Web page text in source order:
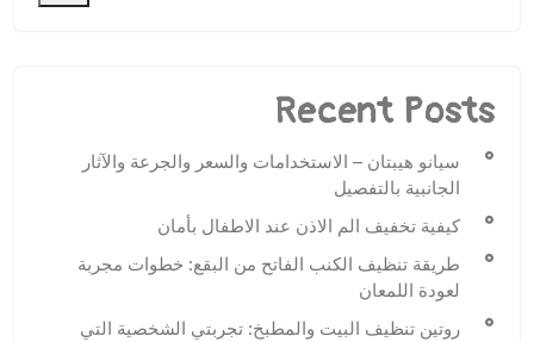
Recent Posts
سيانو هيبتان – الاستخدامات والسعر والجرعة والآثار
الجانبية بالتفصيل
كيفية تخفيف الم الاذن عند الاطفال بأمان
طريقة تنظيف الكنب الفاتح من البقع: خطوات مجربة
لعودة اللمعان
روتين تنظيف البيت والمطبخ: تجربتي الشخصية التي